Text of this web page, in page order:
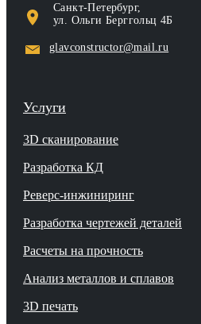
Санкт‑Петербург,
ул. Ольги Берггольц 4Б
glavconstructor@mail.ru
Услуги
3D сканирование
Разработка КД
Реверс-инжиниринг
Разработка чертежей деталей
Расчеты на прочность
Анализ металлов и сплавов
3D печать